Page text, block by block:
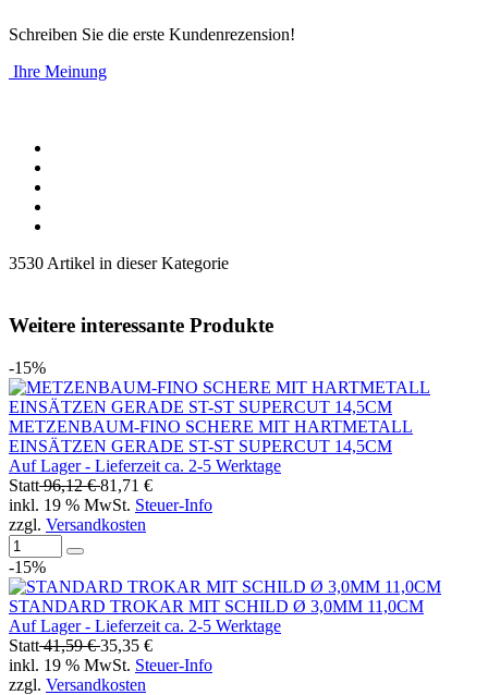
Schreiben Sie die erste Kundenrezension!
Ihre Meinung
3530 Artikel in dieser Kategorie
Weitere interessante Produkte
-15%
METZENBAUM-FINO SCHERE MIT HARTMETALL
EINSÄTZEN GERADE ST-ST SUPERCUT 14,5CM
Auf Lager - Lieferzeit ca. 2-5 Werktage
Statt96,12 €81,71 €
inkl. 19 % MwSt. Steuer-Info
zzgl. Versandkosten
-15%
STANDARD TROKAR MIT SCHILD Ø 3,0MM 11,0CM
Auf Lager - Lieferzeit ca. 2-5 Werktage
Statt41,59 €35,35 €
inkl. 19 % MwSt. Steuer-Info
zzgl. Versandkosten